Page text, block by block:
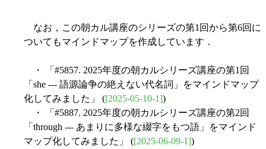
なお，この朝カル講座のシリーズの第1回から第6回に
ついてもマインドマップを作成しています．
・ 「#5857. 2025年度の朝カルシリーズ講座の第1回
「she --- 語源論争の絶えない代名詞」をマインドマップ
化してみました」 ([2025-05-10-1])
・ 「#5887. 2025年度の朝カルシリーズ講座の第2回
「through --- あまりに多様な綴字をもつ語」をマインド
マップ化してみました」 ([2025-06-09-1])